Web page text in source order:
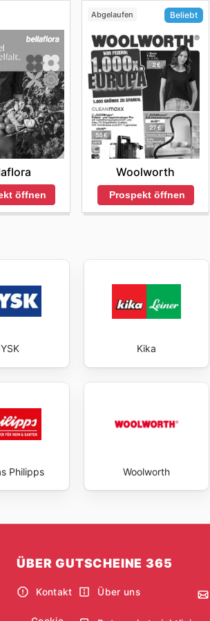
öffnen
Abgelaufen Beliebt
Woolworth
Prospekt öffnen
Kika
Philipps Woolworth
ÜBER GUTSCHEINE 365
Kontakt Über uns